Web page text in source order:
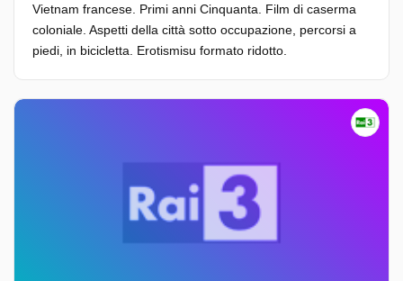
Vietnam francese. Primi anni Cinquanta. Film di caserma
coloniale. Aspetti della città sotto occupazione, percorsi a
piedi, in bicicletta. Erotismisu formato ridotto.